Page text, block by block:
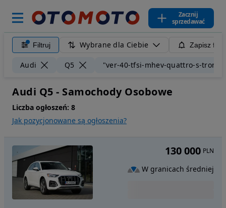
Zacznij
sprzedawać
Filtruj Wybrane dla Ciebie Zapisz
Audi Q5 "ver-40-tfsi-mhev-quattro-s-tronic"
Audi Q5 - Samochody Osobowe
Liczba ogłoszeń: 8
Jak pozycjonowane są ogłoszenia?
130 000 PLN
W granicach średniej